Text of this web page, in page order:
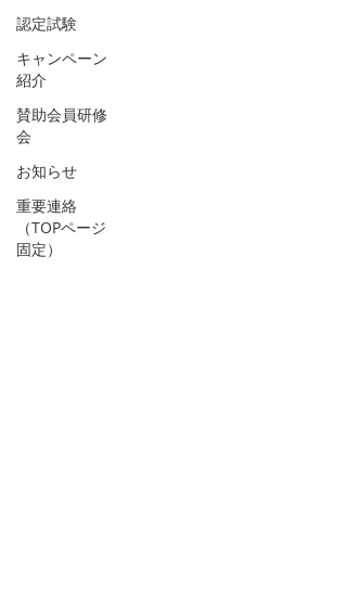
認定試験
キャンペーン
紹介
賛助会員研修
会
お知らせ
重要連絡
（TOPページ
固定）